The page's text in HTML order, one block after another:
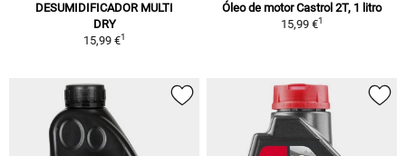
DESUMIDIFICADOR MULTI
DRY
15,99 €1
Óleo de motor Castrol 2T, 1 litro
15,99 €1